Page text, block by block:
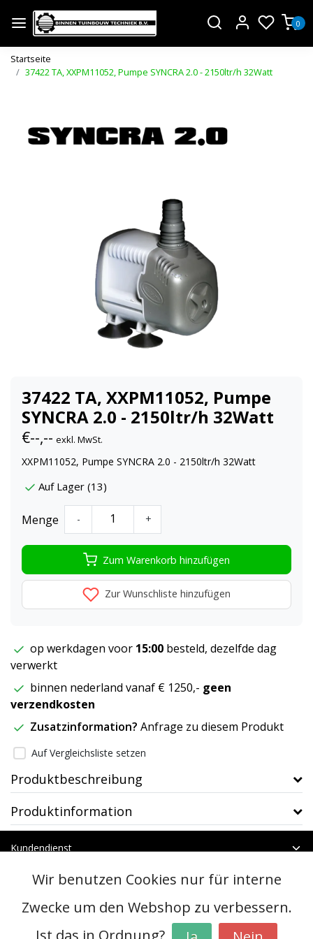
0
Startseite
37422 TA, XXPM11052, Pumpe SYNCRA 2.0 - 2150ltr/h 32Watt
37422 TA, XXPM11052, Pumpe
SYNCRA 2.0 - 2150ltr/h 32Watt
€--,-- exkl. MwSt.
XXPM11052, Pumpe SYNCRA 2.0 - 2150ltr/h 32Watt
Auf Lager (13)
Menge - +
Zum Warenkorb hinzufügen
Zur Wunschliste hinzufügen
op werkdagen voor 15:00 besteld, dezelfde dag
verwerkt
binnen nederland vanaf € 1250,- geen
verzendkosten
Zusatzinformation? Anfrage zu diesem Produkt
Auf Vergleichsliste setzen
Produktbeschreibung
Produktinformation
Kundendienst
Kategorien
Kontakt
Wir benutzen Cookies nur für interne
Zwecke um den Webshop zu verbessern.